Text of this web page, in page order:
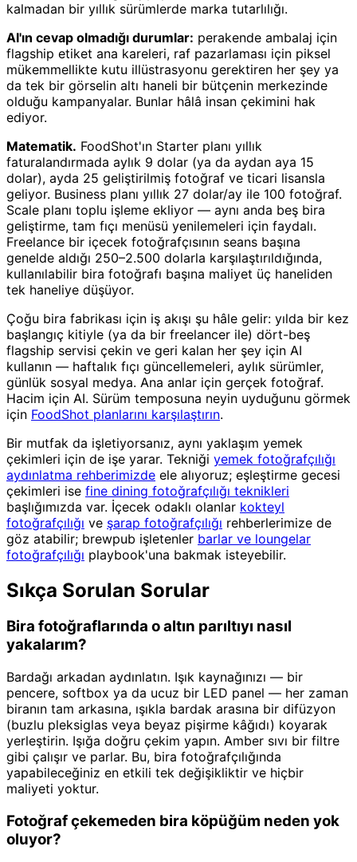
kalmadan bir yıllık sürümlerde marka tutarlılığı.
AI'ın cevap olmadığı durumlar: perakende ambalaj için
flagship etiket ana kareleri, raf pazarlaması için piksel
mükemmellikte kutu illüstrasyonu gerektiren her şey ya
da tek bir görselin altı haneli bir bütçenin merkezinde
olduğu kampanyalar. Bunlar hâlâ insan çekimini hak
ediyor.
Matematik. FoodShot'ın Starter planı yıllık
faturalandırmada aylık 9 dolar (ya da aydan aya 15
dolar), ayda 25 geliştirilmiş fotoğraf ve ticari lisansla
geliyor. Business planı yıllık 27 dolar/ay ile 100 fotoğraf.
Scale planı toplu işleme ekliyor — aynı anda beş bira
geliştirme, tam fıçı menüsü yenilemeleri için faydalı.
Freelance bir içecek fotoğrafçısının seans başına
genelde aldığı 250–2.500 dolarla karşılaştırıldığında,
kullanılabilir bira fotoğrafı başına maliyet üç haneliden
tek haneliye düşüyor.
Çoğu bira fabrikası için iş akışı şu hâle gelir: yılda bir kez
başlangıç kitiyle (ya da bir freelancer ile) dört-beş
flagship servisi çekin ve geri kalan her şey için AI
kullanın — haftalık fıçı güncellemeleri, aylık sürümler,
günlük sosyal medya. Ana anlar için gerçek fotoğraf.
Hacim için AI. Sürüm temposuna neyin uyduğunu görmek
için FoodShot planlarını karşılaştırın.
Bir mutfak da işletiyorsanız, aynı yaklaşım yemek
çekimleri için de işe yarar. Tekniği yemek fotoğrafçılığı
aydınlatma rehberimizde ele alıyoruz; eşleştirme gecesi
çekimleri ise fine dining fotoğrafçılığı teknikleri
başlığımızda var. İçecek odaklı olanlar kokteyl
fotoğrafçılığı ve şarap fotoğrafçılığı rehberlerimize de
göz atabilir; brewpub işletenler barlar ve loungelar
fotoğrafçılığı playbook'una bakmak isteyebilir.
Sıkça Sorulan Sorular
Bira fotoğraflarında o altın parıltıyı nasıl
yakalarım?
Bardağı arkadan aydınlatın. Işık kaynağınızı — bir
pencere, softbox ya da ucuz bir LED panel — her zaman
biranın tam arkasına, ışıkla bardak arasına bir difüzyon
(buzlu pleksiglas veya beyaz pişirme kâğıdı) koyarak
yerleştirin. Işığa doğru çekim yapın. Amber sıvı bir filtre
gibi çalışır ve parlar. Bu, bira fotoğrafçılığında
yapabileceğiniz en etkili tek değişikliktir ve hiçbir
maliyeti yoktur.
Fotoğraf çekemeden bira köpüğüm neden yok
oluyor?